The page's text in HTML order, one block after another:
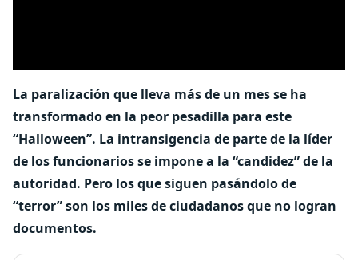
La paralización que lleva más de un mes se ha
transformado en la peor pesadilla para este
“Halloween”. La intransigencia de parte de la líder
de los funcionarios se impone a la “candidez” de la
autoridad. Pero los que siguen pasándolo de
“terror” son los miles de ciudadanos que no logran
documentos.